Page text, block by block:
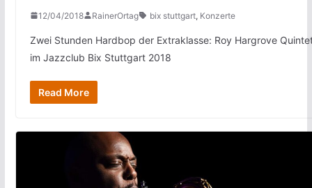
12/04/2018 RainerOrtag bix stuttgart, Konzerte
Zwei Stunden Hardbop der Extraklasse: Roy Hargrove
im Jazzclub Bix Stuttgart 2018
Read More